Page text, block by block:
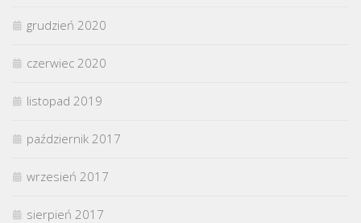
grudzień 2020
czerwiec 2020
listopad 2019
październik 2017
wrzesień 2017
sierpień 2017